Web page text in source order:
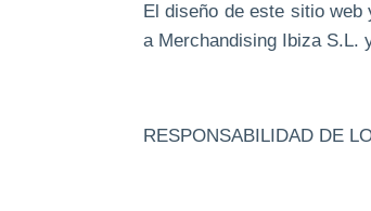
El diseño de este sitio
a Merchandising Ibiza S.L.
RESPONSABILIDAD DE